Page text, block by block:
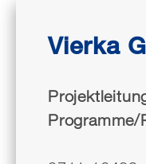
Vierka
Programme/